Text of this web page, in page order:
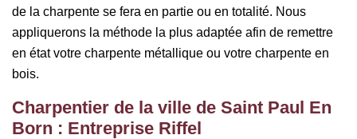
de la charpente se fera en partie ou en totalité. Nous
appliquerons la méthode la plus adaptée afin de remettre
en état votre charpente métallique ou votre charpente en
bois.
Charpentier de la ville de Saint Paul En
Born : Entreprise Riffel